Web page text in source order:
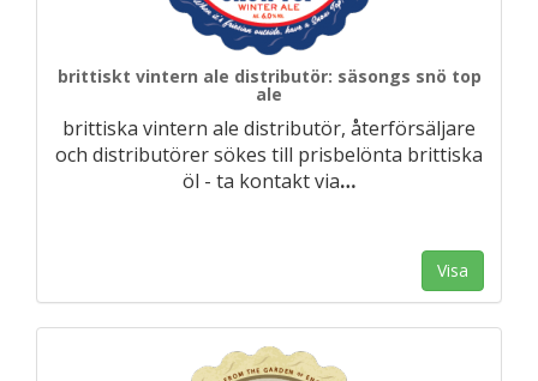
brittiskt vintern ale distributör: säsongs snö top
ale
brittiska vintern ale distributör, återförsäljare
och distributörer sökes till prisbelönta brittiska
öl - ta kontakt via…
Visa